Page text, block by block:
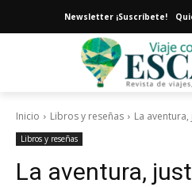
Newsletter ¡Suscríbete!
Inicio Libros y reseñas La
Libros y reseñas
La aventura,